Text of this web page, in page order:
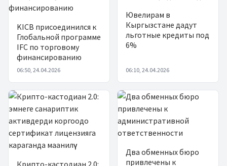
KICB присоединился к
Глобальной программе
IFC по торговому
финансированию
06:50, 24.04.2026
Ювелирам в
Кыргызстане дадут
льготные кредиты под
6%
06:10, 24.04.2026
Крипто-кастодиан 2.0:
Два обменных бюро
привлечены к